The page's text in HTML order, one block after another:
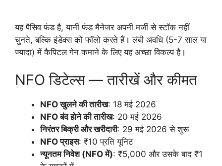
यह पैसिव फंड है, यानी फंड मैनेजर अपनी मर्जी से स्टॉक नहीं
चुनते, बल्कि इंडेक्स को फॉलो करते हैं। लंबी अवधि (5-7 साल या
ज्यादा) में कैपिटल गेन कमाने के लिए यह अच्छा विकल्प है।
NFO डिटेल्स — तारीखें और कीमत
NFO खुलने की तारीख: 18 मई 2026
NFO बंद होने की तारीख: 20 मई 2026
निरंतर बिक्री और खरीदारी: 29 मई 2026 से शुरू
NFO प्राइस: ₹10 प्रति यूनिट
न्यूनतम निवेश (NFO में): ₹5,000 और उसके बाद ₹1